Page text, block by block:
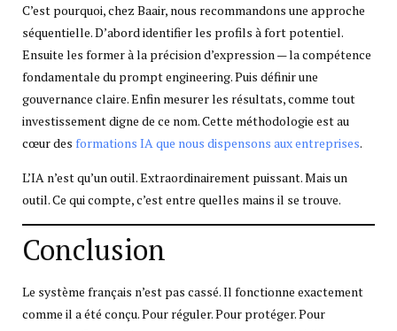
C’est pourquoi, chez Baair, nous recommandons une approche
séquentielle. D’abord identifier les profils à fort potentiel.
Ensuite les former à la précision d’expression — la compétence
fondamentale du prompt engineering. Puis définir une
gouvernance claire. Enfin mesurer les résultats, comme tout
investissement digne de ce nom. Cette méthodologie est au
cœur des formations IA que nous dispensons aux entreprises.
L’IA n’est qu’un outil. Extraordinairement puissant. Mais un
outil. Ce qui compte, c’est entre quelles mains il se trouve.
Conclusion
Le système français n’est pas cassé. Il fonctionne exactement
comme il a été conçu. Pour réguler. Pour protéger. Pour